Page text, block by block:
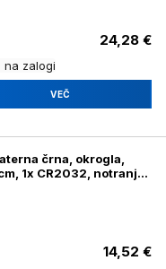
24,28 €
na zalogi
VEČ
črna, okrogla,
1x CR2032, notranja,
14,52 €